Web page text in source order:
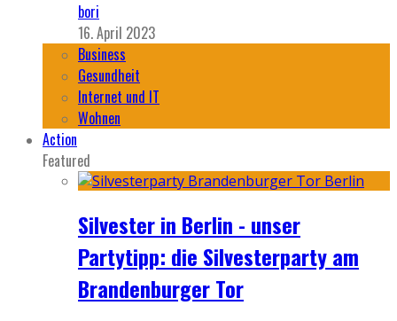
bori
16. April 2023
Business
Gesundheit
Internet und IT
Wohnen
Action
Featured
Silvester in Berlin - unser
Partytipp: die Silvesterparty am
Brandenburger Tor